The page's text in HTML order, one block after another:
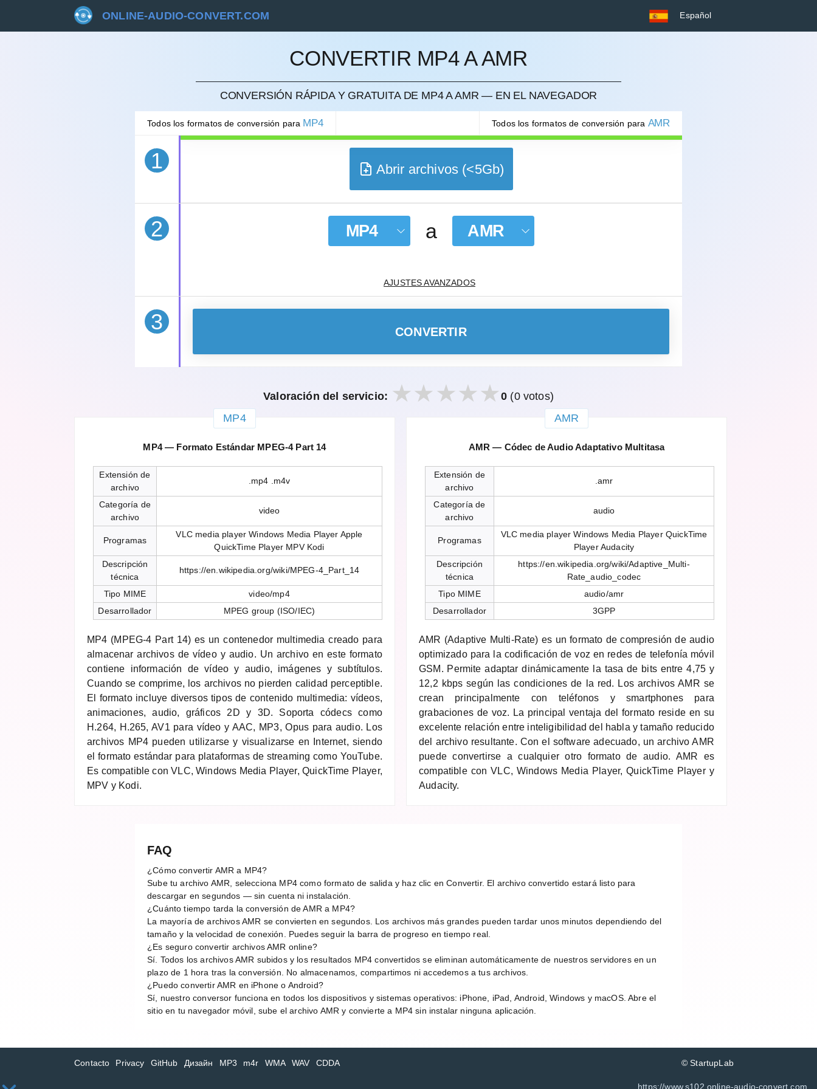
ONLINE-AUDIO-CONVERT.COM Español
CONVERTIR MP4 A AMR
CONVERSIÓN RÁPIDA Y GRATUITA DE MP4 A AMR — EN EL NAVEGADOR
Todos los formatos de conversión para MP4 Todos los formatos de conversión para AMR
1
CANCELAR
Abrir archivos (<5Gb)
2 MP4 a AMR
AJUSTES AVANZADOS
3 CONVERTIR
Valoración del servicio: 0 (0 votos)
MP4
MP4 — Formato Estándar MPEG-4 Part 14
Extensión de
archivo
.mp4 .m4v
Categoría de
archivo
video
Programas
VLC media player Windows Media Player Apple
QuickTime Player MPV Kodi
Descripción
técnica
https://en.wikipedia.org/wiki/MPEG-4_Part_14
Tipo MIME
video/mp4
Desarrollador
MPEG group (ISO/IEC)
MP4 (MPEG-4 Part 14) es un contenedor multimedia creado para
almacenar archivos de vídeo y audio. Un archivo en este formato
contiene información de vídeo y audio, imágenes y subtítulos.
Cuando se comprime, los archivos no pierden calidad perceptible.
El formato incluye diversos tipos de contenido multimedia: vídeos,
animaciones, audio, gráficos 2D y 3D. Soporta códecs como
H.264, H.265, AV1 para vídeo y AAC, MP3, Opus para audio. Los
archivos MP4 pueden utilizarse y visualizarse en Internet, siendo
el formato estándar para plataformas de streaming como YouTube.
Es compatible con VLC, Windows Media Player, QuickTime Player,
MPV y Kodi.
AMR
AMR — Códec de Audio Adaptativo Multitasa
Extensión de
archivo
.amr
Categoría de
archivo
audio
Programas
VLC media player Windows Media Player QuickTime
Player Audacity
Descripción
técnica
https://en.wikipedia.org/wiki/Adaptive_Multi-
Rate_audio_codec
Tipo MIME
audio/amr
Desarrollador
3GPP
AMR (Adaptive Multi-Rate) es un formato de compresión de audio
optimizado para la codificación de voz en redes de telefonía móvil
GSM. Permite adaptar dinámicamente la tasa de bits entre 4,75 y
12,2 kbps según las condiciones de la red. Los archivos AMR se
crean principalmente con teléfonos y smartphones para
grabaciones de voz. La principal ventaja del formato reside en su
excelente relación entre inteligibilidad del habla y tamaño reducido
del archivo resultante. Con el software adecuado, un archivo AMR
puede convertirse a cualquier otro formato de audio. AMR es
compatible con VLC, Windows Media Player, QuickTime Player y
Audacity.
FAQ
¿Cómo convertir AMR a MP4?
Sube tu archivo AMR, selecciona MP4 como formato de salida y haz clic en Convertir. El archivo convertido estará listo para
descargar en segundos — sin cuenta ni instalación.
¿Cuánto tiempo tarda la conversión de AMR a MP4?
La mayoría de archivos AMR se convierten en segundos. Los archivos más grandes pueden tardar unos minutos dependiendo del
tamaño y la velocidad de conexión. Puedes seguir la barra de progreso en tiempo real.
¿Es seguro convertir archivos AMR online?
Sí. Todos los archivos AMR subidos y los resultados MP4 convertidos se eliminan automáticamente de nuestros servidores en un
plazo de 1 hora tras la conversión. No almacenamos, compartimos ni accedemos a tus archivos.
¿Puedo convertir AMR en iPhone o Android?
Sí, nuestro conversor funciona en todos los dispositivos y sistemas operativos: iPhone, iPad, Android, Windows y macOS. Abre el
sitio en tu navegador móvil, sube el archivo AMR y convierte a MP4 sin instalar ninguna aplicación.
Contacto Privacy GitHub Дизайн MP3 m4r WMA WAV CDDA © StartupLab
https://www.s102.online-audio-convert.com